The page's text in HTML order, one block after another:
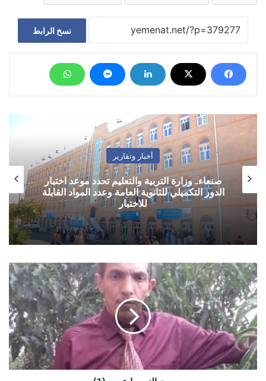
نسخ الرابط
أخبار وتقارير
صنعاء.. وزارة التربية والتعليم تحدد موعد اختبار
الدور التكميلي للثانوية العامة وعدد المواد القابلة
للاختبار
صح
النوم
يا
عرب
(1)